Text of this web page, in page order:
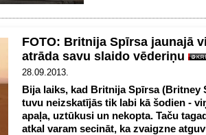
FOTO: Britnija Spīrsa jaunajā
atrāda savu slaido vēderiņu
28.09.2013.
Bija laiks, kad Britnija Spīrsa (Britney
tuvu neizskatījās tik labi kā šodien -
apaļa, uztūkusi un nekopta. Taču
atkal varam secināt, ka zvaigzne